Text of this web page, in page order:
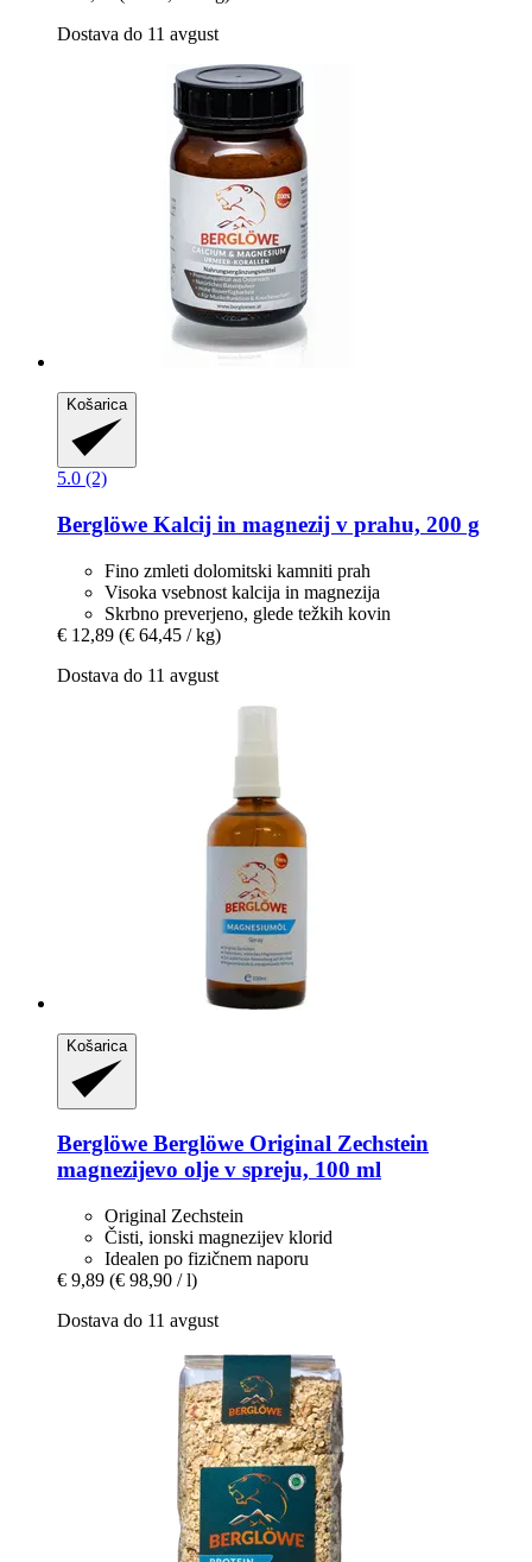
Dostava do 11 avgust
Košarica
5.0 (2)
Berglöwe Kalcij in magnezij v prahu, 200 g
Fino zmleti dolomitski kamniti prah
Visoka vsebnost kalcija in magnezija
Skrbno preverjeno, glede težkih kovin
€ 12,89 (€ 64,45 / kg)
Dostava do 11 avgust
Košarica
Berglöwe Berglöwe Original Zechstein
magnezijevo olje v spreju, 100 ml
Original Zechstein
Čisti, ionski magnezijev klorid
Idealen po fizičnem naporu
€ 9,89 (€ 98,90 / l)
Dostava do 11 avgust